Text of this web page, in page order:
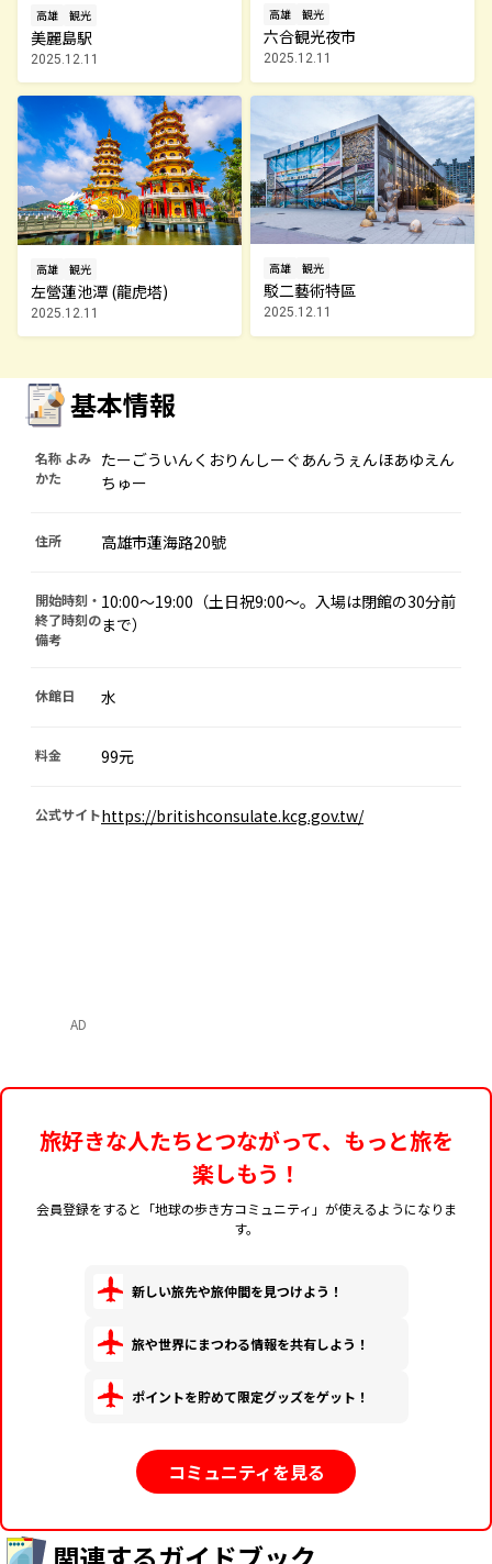
高雄 観光
美麗島駅
2025.12.11
高雄 観光
六合観光夜市
2025.12.11
高雄 観光
左營蓮池潭 (龍虎塔)
2025.12.11
高雄 観光
駁二藝術特區
2025.12.11
基本情報
名称 よみ
かた
たーごういんくおりんしーぐあんうぇんほあゆえん
ちゅー
住所 高雄市蓮海路20號
開始時刻・
終了時刻の
備考
10:00～19:00（土日祝9:00～。入場は閉館の30分前
まで）
休館日 水
料金 99元
公式サイトhttps://britishconsulate.kcg.gov.tw/
AD
旅好きな人たちとつながって、もっと旅を
楽しもう！
会員登録をすると「地球の歩き方コミュニティ」が使えるようになりま
す。
新しい旅先や旅仲間を見つけよう！
旅や世界にまつわる情報を共有しよう！
ポイントを貯めて限定グッズをゲット！
コミュニティを見る